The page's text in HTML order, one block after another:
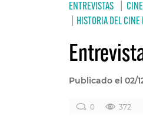
ENTREVISTAS
HISTORIA DEL CINE
Publicado el 02/
0 372